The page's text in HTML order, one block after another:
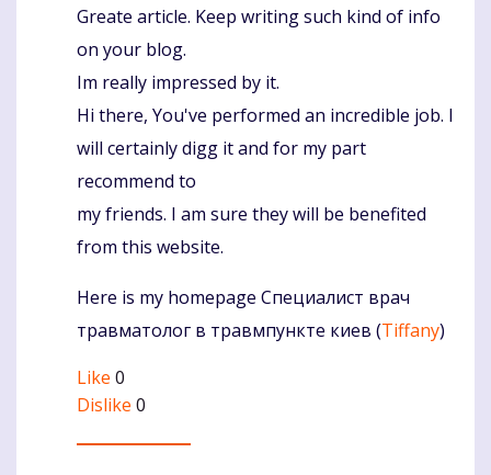
Komentaras
Greate article. Keep writing such kind of info
on your blog.
Im really impressed by it.
Hi there, You've performed an incredible job. I
will certainly digg it and for my part
recommend to
my friends. I am sure they will be benefited
from this website.
Here is my homepage Специалист врач
травматолог в травмпункте киев (Tiffany)
Like 0
Dislike 0